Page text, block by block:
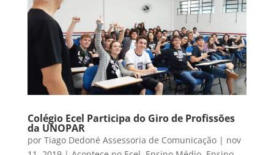
Colégio Ecel Participa do Giro de Profissões
da UNOPAR
por Tiago Dedoné Assessoria de Comunicação| nov